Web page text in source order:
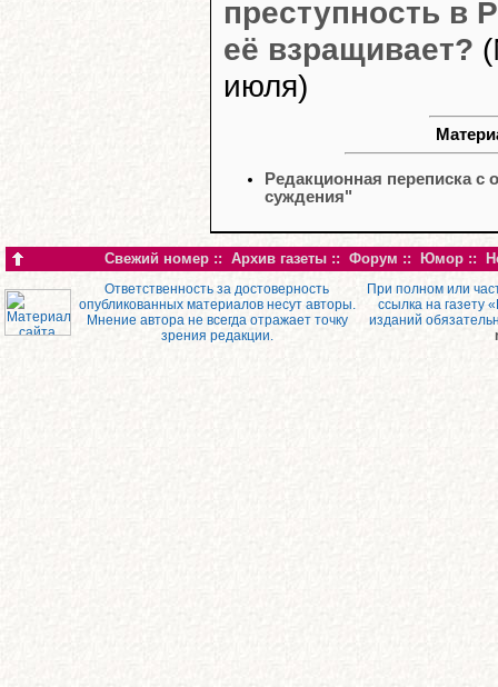
преступность в
её взращивает?
июля)
Редакционная переписка
суждения"
Свежий номер :: Архив газеты :: Форум :: Юмор ::
Ответственность за достоверность
опубликованных материалов несут авторы.
Мнение автора не всегда отражает точку
зрения редакции.
При полном или
ссылка на газету
изданий